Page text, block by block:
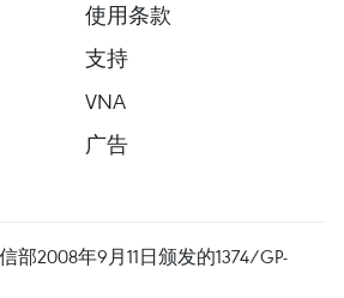
使用条款
支持
VNA
广告
部2008年9月11日颁发的1374/GP-